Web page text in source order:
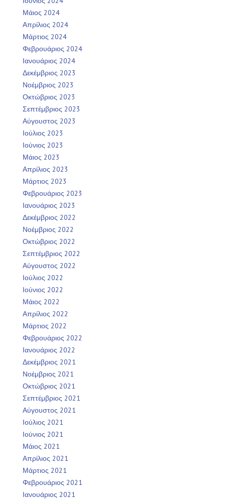
Μάιος 2024
Απρίλιος 2024
Μάρτιος 2024
Φεβρουάριος 2024
Ιανουάριος 2024
Δεκέμβριος 2023
Νοέμβριος 2023
Οκτώβριος 2023
Σεπτέμβριος 2023
Αύγουστος 2023
Ιούλιος 2023
Ιούνιος 2023
Μάιος 2023
Απρίλιος 2023
Μάρτιος 2023
Φεβρουάριος 2023
Ιανουάριος 2023
Δεκέμβριος 2022
Νοέμβριος 2022
Οκτώβριος 2022
Σεπτέμβριος 2022
Αύγουστος 2022
Ιούλιος 2022
Ιούνιος 2022
Μάιος 2022
Απρίλιος 2022
Μάρτιος 2022
Φεβρουάριος 2022
Ιανουάριος 2022
Δεκέμβριος 2021
Νοέμβριος 2021
Οκτώβριος 2021
Σεπτέμβριος 2021
Αύγουστος 2021
Ιούλιος 2021
Ιούνιος 2021
Μάιος 2021
Απρίλιος 2021
Μάρτιος 2021
Φεβρουάριος 2021
Ιανουάριος 2021